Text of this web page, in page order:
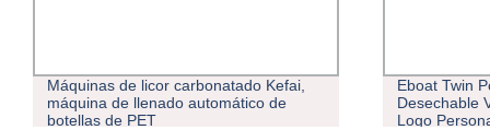
Máquinas de licor carbonatado Kefai,
máquina de llenado automático de
botellas de PET
Eboat Twin
Desechable
Logo